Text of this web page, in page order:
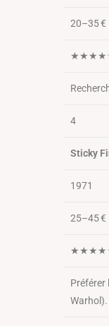
20–35 €
4
Sticky
1971
25–45 €
Préférer
Warhol).